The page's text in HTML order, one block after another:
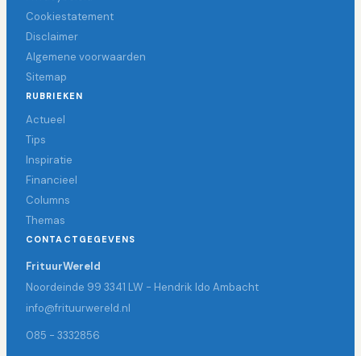
Cookiestatement
Disclaimer
Algemene voorwaarden
Sitemap
RUBRIEKEN
Actueel
Tips
Inspiratie
Financieel
Columns
Themas
CONTACTGEGEVENS
FrituurWereld
Noordeinde 99 3341 LW - Hendrik Ido Ambacht
info@frituurwereld.nl
085 - 3332856